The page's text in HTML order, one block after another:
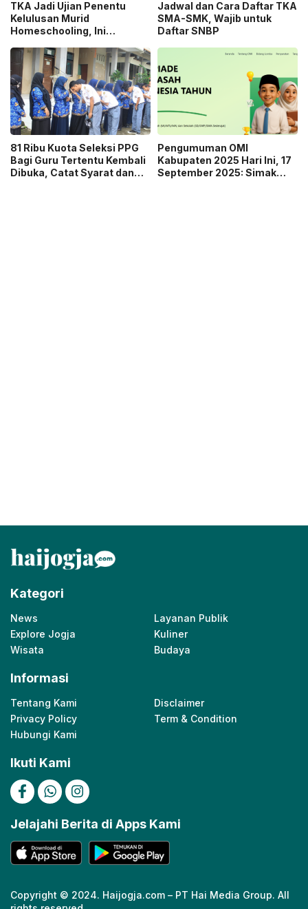
TKA Jadi Ujian Penentu
Kelulusan Murid
Homeschooling, Ini
Kemendikdasmen
Jadwal dan Cara Daftar TKA
SMA-SMK, Wajib untuk
Daftar SNBP
81 Ribu Kuota Seleksi PPG
Bagi Guru Tertentu Kembali
Dibuka, Catat Syarat dan
Pengumuman OMI
Kabupaten 2025 Hari Ini, 17
September 2025: Simak
Kategori
News
Layanan Publik
Explore Jogja
Kuliner
Wisata
Budaya
Informasi
Tentang Kami
Disclaimer
Privacy Policy
Term & Condition
Hubungi Kami
Ikuti Kami
Jelajahi Berita di Apps Kami
Copyright © 2024. Haijogja.com – PT Hai Media Group. All